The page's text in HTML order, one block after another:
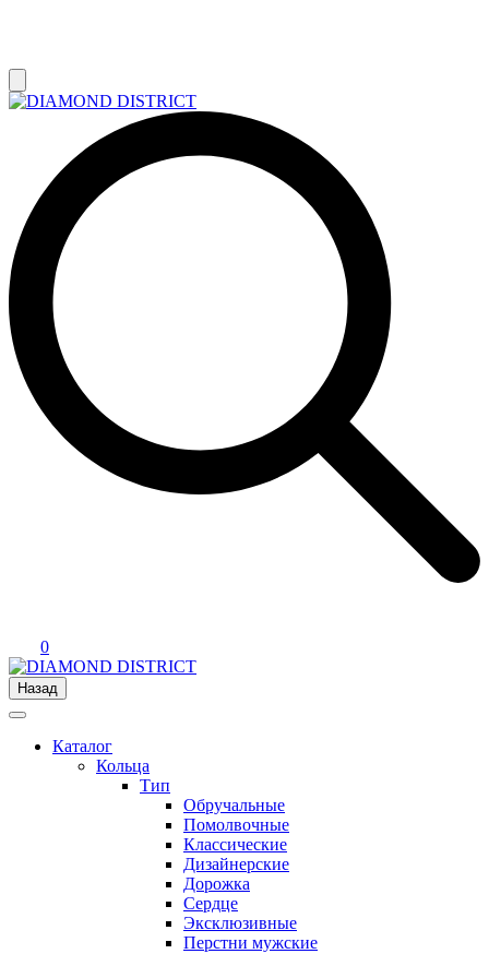
0
Назад
Каталог
Кольца
Тип
Обручальные
Помолвочные
Классические
Дизайнерские
Дорожка
Сердце
Эксклюзивные
Перстни мужские